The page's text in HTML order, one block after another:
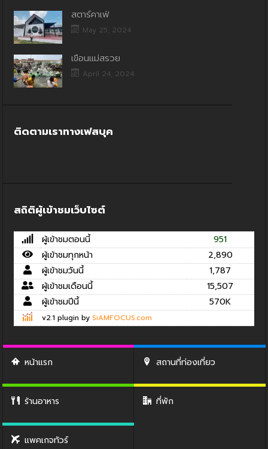
สตาร์คาเฟ่
May 25, 2024
เขื่อนแม่สรวย
April 24, 2024
ติดตามเราทางเฟสบุค
สถิติผู้เข้าชมเว็บไซต์
ผู้เข้าชมตอนนี้
951
ผู้เข้าชมทุกหน้า
2,890
ผู้เข้าชมวันนี้
1,787
ผู้เข้าชมเดือนนี้
15,507
ผู้เข้าชมปีนี้
570K
v2.1 plugin by SiAMFOCUS.com
หน้าแรก สถานที่ท่องเที่ยว
ร้านอาหาร ที่พัก
แพคเกจทัวร์